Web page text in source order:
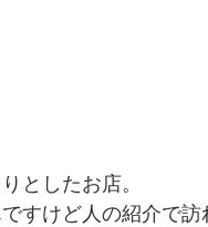
としたお店。
すけど人の紹介で訪